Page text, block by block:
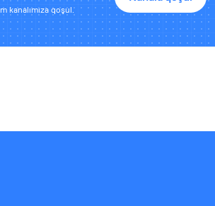
kanalımıza qoşul.